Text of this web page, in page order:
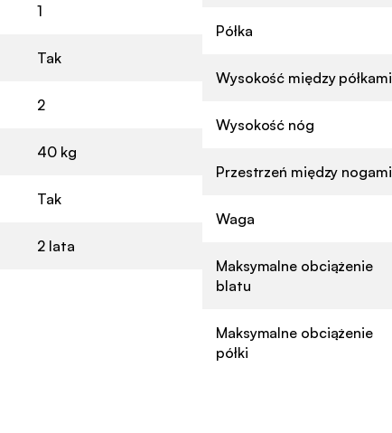
1
Tak
2
40 kg
Tak
2 lata
Półka
Wysokość między półkami
Wysokość nóg
Przestrzeń między nogami
Waga
Maksymalne obciążenie
blatu
Maksymalne obciążenie
półki